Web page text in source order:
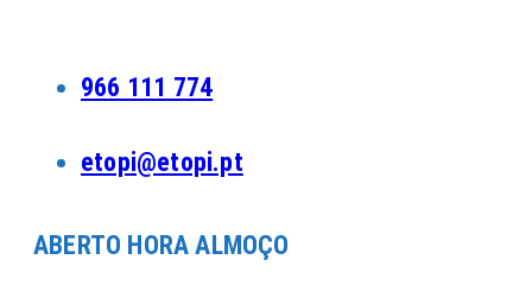
966 111 774
etopi@etopi.pt
ABERTO HORA ALMOÇO